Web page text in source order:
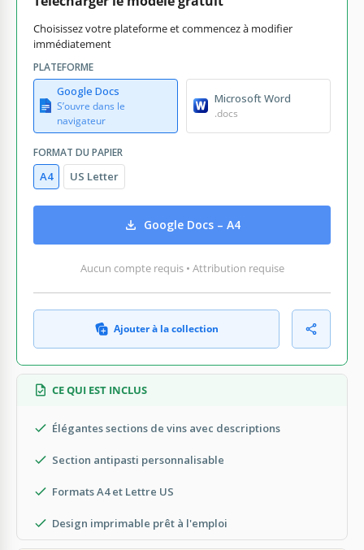
Choisissez votre plateforme et commencez à modifier
immédiatement
PLATEFORME
Google Docs
S’ouvre dans le
navigateur
Microsoft Word
.docs
FORMAT DU PAPIER
A4 US Letter
Google Docs – A4
Aucun compte requis • Attribution requise
Ajouter à la collection
CE QUI EST INCLUS
Élégantes sections de vins avec descriptions
Section antipasti personnalisable
Formats A4 et Lettre US
Design imprimable prêt à l'emploi